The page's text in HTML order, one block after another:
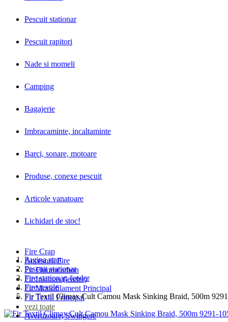
Pescuit stationar
Pescuit rapitori
Nade si momeli
Camping
Bagajerie
Imbracaminte, incaltaminte
Barci, sonare, motoare
Produse, conexe pescuit
Articole vanatoare
Lichidari de stoc!
Fire Crap
Accesorii Fire
Fir Fluorocarbon
Fir Inaintas (leader)
Fir Monofilament Principal
Fir Textil Principal
vezi toate
Avertizoare, Swingere
Pagina start
Pescuit stationar
Fire stationar, feeder
Fire textile
Fir Textil Climax Cult Camou Mask Sinking Braid, 500m